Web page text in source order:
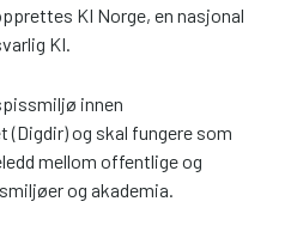
KI Norge, en nasjonal
KI.
innen
og skal fungere som
mellom offentlige og
og akademia.